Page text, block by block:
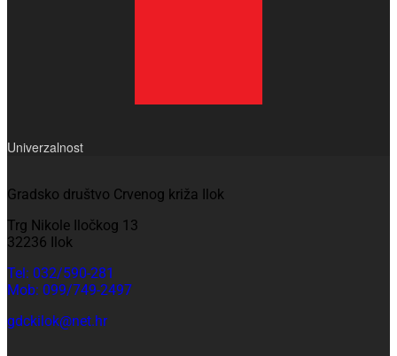
Univerzalnost
Gradsko društvo Crvenog križa Ilok
Trg Nikole Iločkog 13
32236 Ilok
Tel: 032/590-281
Mob: 099/749-2497
gdckilok@net.hr